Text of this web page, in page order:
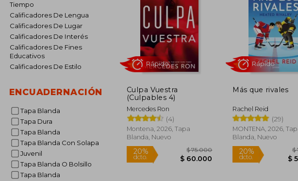
Tiempo
Calificadores De Lengua
Calificadores De Lugar
Calificadores De Interés
Calificadores De Fines
Educativos
Calificadores De Estilo
ENCUADERNACIÓN
Tapa Blanda
Tapa Dura
Tapa Blanda
Tapa Blanda Con Solapa
Juvenil
Tapa Blanda O Bolsillo
Tapa Blanda
Culpa Vuestra
(Culpables 4)
Mercedes Ron
(4)
Montena, 2026, Tapa
Blanda, Nuevo
Rápido
Más que rivales
Rachel Reid
(29)
MONTENA, 2026,
Blanda, Nuevo